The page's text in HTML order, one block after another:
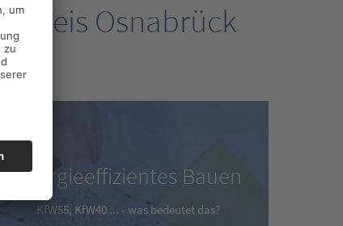
Osnabrück
Energieeffizientes Bauen
KfW55, KfW40 ... - was bedeutet das?